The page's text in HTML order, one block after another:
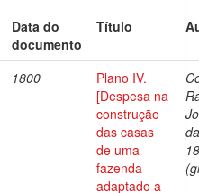
Data do
documento
Título
1800
Plano IV.
[Despesa na
construção
das casas
de uma
fazenda -
adaptado a